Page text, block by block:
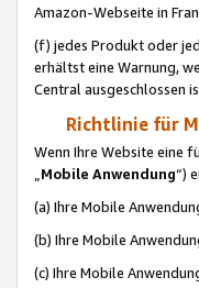
Amazon-Webseite in
(f) jedes Produkt oder
erhältst eine Warnung,
Central ausgeschlossen
Richtlinie für
Wenn Ihre Website eine
„Mobile Anwendung“)
(a) Ihre Mobile
(b) Ihre Mobile
(c) Ihre Mobile